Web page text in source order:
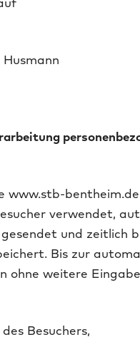
www.stb-
verwendet,
und zeitlich
Bis zur
ohne weitere
Besuchers,